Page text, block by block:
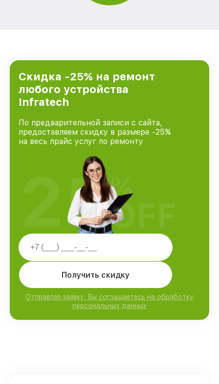
Скидка -25% на ремонт
любого устройства
Infratech
По предварительной записи с сайта,
предоставляем скидку в размере -25%
на весь прайс услуг по ремонту
Получить скидку
Отправляя заявку, Вы соглашаетесь на обработку
персональных данных
25%
OFF